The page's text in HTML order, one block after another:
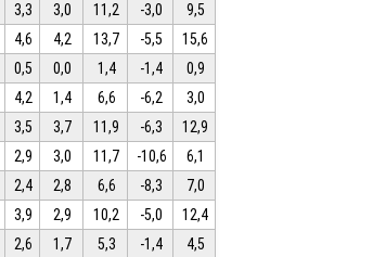
3,3 3,0 11,2 -3,0
9,5
4,6 4,2 13,7 -5,5
15,6
0,5 0,0 1,4 -1,4
0,9
4,2 1,4 6,6 -6,2
3,0
3,5 3,7 11,9 -6,3
12,9
2,9 3,0 11,7 -10,6
6,1
2,4 2,8 6,6 -8,3
7,0
3,9 2,9 10,2 -5,0
12,4
2,6 1,7 5,3 -1,4 4,5